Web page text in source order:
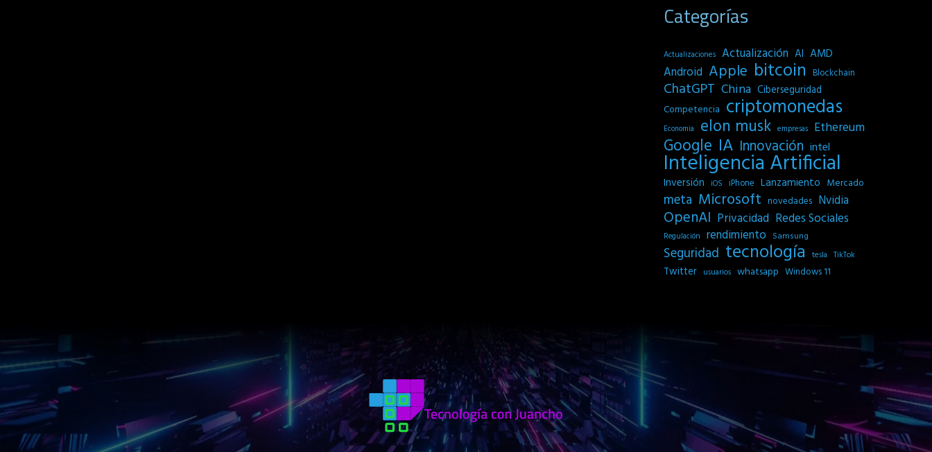
Categorías
Actualizaciones Actualización AI AMD
Android Apple bitcoin Blockchain
ChatGPT China Ciberseguridad
Competencia criptomonedas
Economia elon musk empresas Ethereum
Google IA Innovación intel
Inteligencia Artificial
Inversión iOS iPhone Lanzamiento Mercado
meta Microsoft novedades Nvidia
OpenAI Privacidad Redes Sociales
Regulación rendimiento Samsung
Seguridad tecnología tesla TikTok
Twitter usuarios whatsapp Windows 11